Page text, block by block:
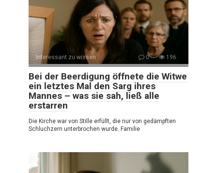
Interessant zu wissen 0 196
Bei der Beerdigung öffnete die Witwe
ein letztes Mal den Sarg ihres
Mannes – was sie sah, ließ alle
erstarren
Die Kirche war von Stille erfüllt, die nur von gedämpften
Schluchzern unterbrochen wurde. Familie